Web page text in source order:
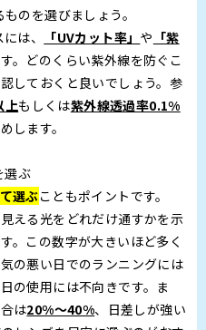
のを選びましょう。
は、
「UVカット率」 や 「紫
。どのくらい紫外線を防ぐこ
しておくと良いでしょう。参
上もしくは紫外線透過率0.1%
します。
選ぶ
選ぶこともポイントです。
える光をどれだけ通すかを示
。この数字が大きいほど多く
の悪い日でのランニングには
の使用には不向きです。ま
は20%〜40%、日差しが強い